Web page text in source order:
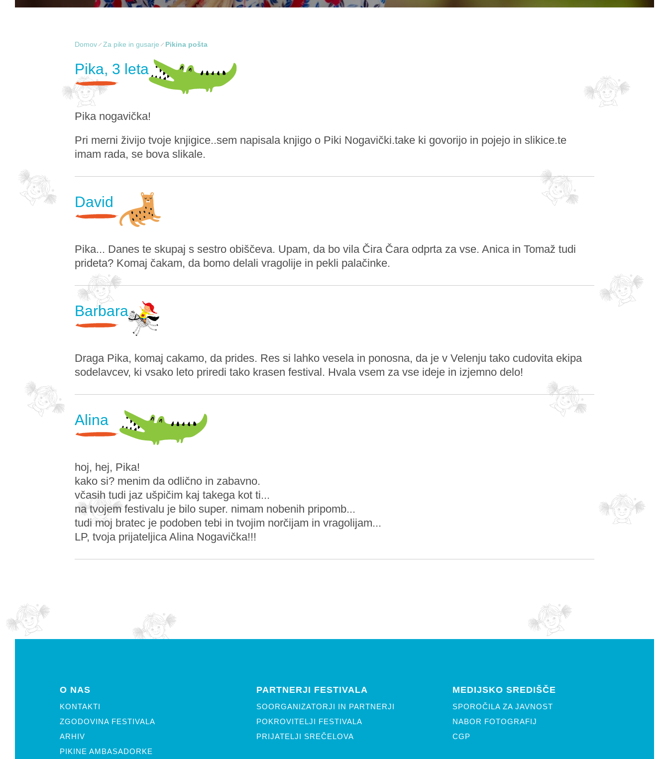
Domov Za pike in gusarje Pikina pošta
Pika, 3 leta
Pika nogavička!
Pri merni živijo tvoje knjigice..sem napisala knjigo o Piki Nogavički.take ki govorijo in pojejo in slikice.te
imam rada, se bova slikale.
David
Pika... Danes te skupaj s sestro obiščeva. Upam, da bo vila Čira Čara odprta za vse. Anica in Tomaž tudi
prideta? Komaj čakam, da bomo delali vragolije in pekli palačinke.
Barbara
Draga Pika, komaj cakamo, da prides. Res si lahko vesela in ponosna, da je v Velenju tako cudovita ekipa
sodelavcev, ki vsako leto priredi tako krasen festival. Hvala vsem za vse ideje in izjemno delo!
Alina
hoj, hej, Pika!
kako si? menim da odlično in zabavno.
včasih tudi jaz ušpičim kaj takega kot ti...
na tvojem festivalu je bilo super. nimam nobenih pripomb...
tudi moj bratec je podoben tebi in tvojim norčijam in vragolijam...
LP, tvoja prijateljica Alina Nogavička!!!
O NAS
KONTAKTI
ZGODOVINA FESTIVALA
ARHIV
PIKINE AMBASADORKE
PARTNERJI FESTIVALA
SOORGANIZATORJI IN PARTNERJI
POKROVITELJI FESTIVALA
PRIJATELJI SREČELOVA
MEDIJSKO SREDIŠČE
SPOROČILA ZA JAVNOST
NABOR FOTOGRAFIJ
CGP